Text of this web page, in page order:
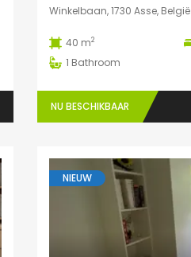
Winkelbaan, 1730 Asse, België
40 m2
1 Bathroom
NU BESCHIKBAAR
NIEUW